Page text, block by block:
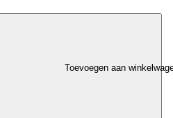
Toevoegen aan